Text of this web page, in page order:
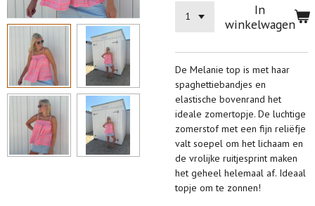
In
winkelwagen
De Melanie top is met haar
spaghettiebandjes en
elastische bovenrand het
ideale zomertopje. De luchtige
zomerstof met een fijn reliëfje
valt soepel om het lichaam en
de vrolijke ruitjesprint maken
het geheel helemaal af. Ideaal
topje om te zonnen!